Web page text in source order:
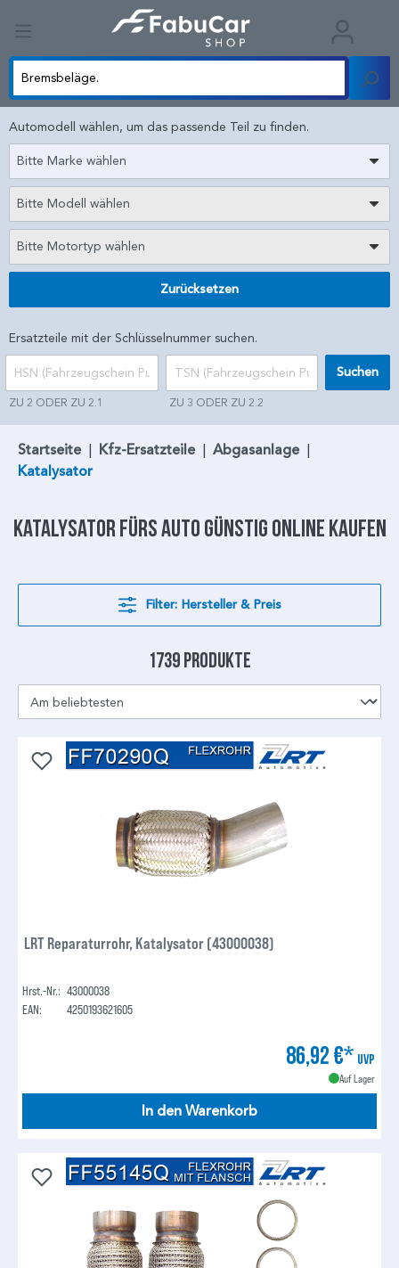
Automodell wählen, um das passende Teil zu finden.
Bitte Marke wählen
Bitte Modell wählen
Bitte Motortyp wählen
Zurücksetzen
Ersatzteile mit der Schlüsselnummer suchen.
ZU 2 ODER ZU 2.1 ZU 3 ODER ZU 2.2
Suchen
Startseite | Kfz-Ersatzteile | Abgasanlage |
Katalysator
Katalysator fürs Auto günstig online kaufen
Filter: Hersteller & Preis
1739 Produkte
LRT Reparaturrohr, Katalysator (43000038)
Hrst.-Nr.: 43000038
EAN:
4250193621605
86,92 €* UVP
Auf Lager
In den Warenkorb